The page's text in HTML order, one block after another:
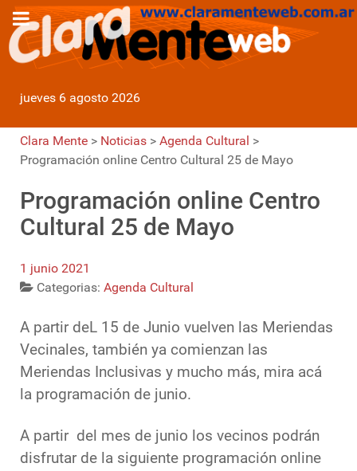
jueves 6 agosto 2026
Clara Mente > Noticias > Agenda Cultural >
Programación online Centro Cultural 25 de Mayo
Programación online Centro
Cultural 25 de Mayo
1 junio 2021
Categorias: Agenda Cultural
A partir deL 15 de Junio vuelven las Meriendas
Vecinales, también ya comienzan las
Meriendas Inclusivas y mucho más, mira acá
la programación de junio.
A partir del mes de junio los vecinos podrán
disfrutar de la siguiente programación online